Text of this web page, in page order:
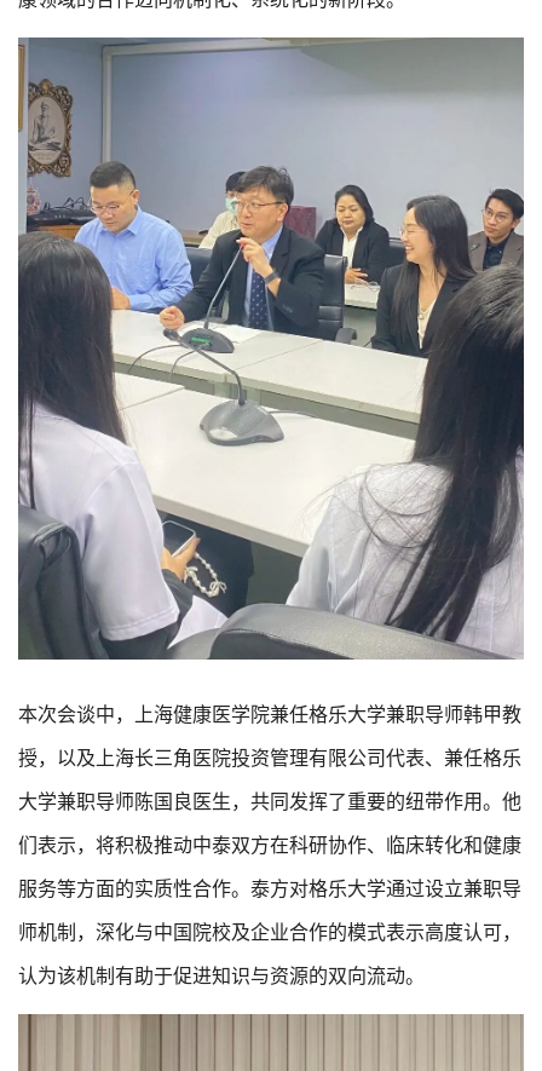
本次会谈中，上海健康医学院兼任格乐大学兼职导师韩甲教
授，以及上海长三角医院投资管理有限公司代表、兼任格乐
大学兼职导师陈国良医生，共同发挥了重要的纽带作用。他
们表示，将积极推动中泰双方在科研协作、临床转化和健康
服务等方面的实质性合作。泰方对格乐大学通过设立兼职导
师机制，深化与中国院校及企业合作的模式表示高度认可，
认为该机制有助于促进知识与资源的双向流动。